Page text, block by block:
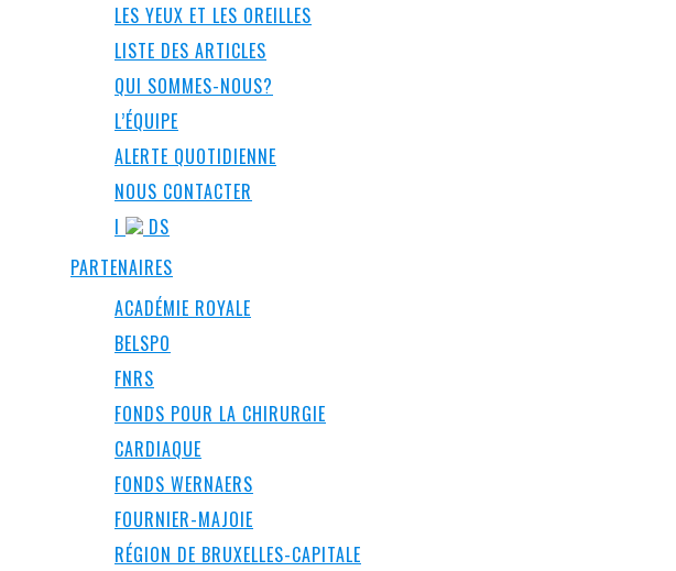
LES YEUX ET LES OREILLES
LISTE DES ARTICLES
QUI SOMMES-NOUS?
L’ÉQUIPE
ALERTE QUOTIDIENNE
NOUS CONTACTER
I
DS
PARTENAIRES
ACADÉMIE ROYALE
BELSPO
FNRS
FONDS POUR LA CHIRURGIE
CARDIAQUE
FONDS WERNAERS
FOURNIER-MAJOIE
RÉGION DE BRUXELLES-CAPITALE